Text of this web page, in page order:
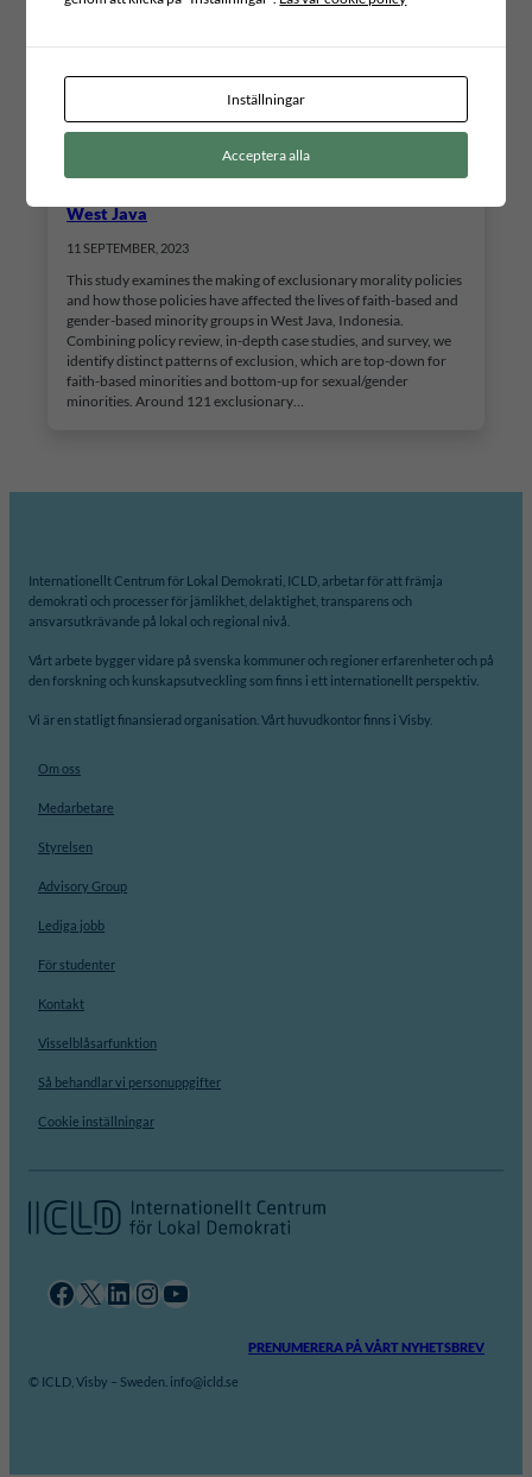
West Java
11 SEPTEMBER, 2023
This study examines the making of exclusionary morality policies
and how those policies have affected the lives of faith-based and
gender-based minority groups in West Java, Indonesia.
Combining policy review, in-depth case studies, and survey, we
identify distinct patterns of exclusion, which are top-down for
faith-based minorities and bottom-up for sexual/gender
minorities. Around 121 exclusionary…
Internationellt Centrum för Lokal Demokrati, ICLD, arbetar för att främja
demokrati och processer för jämlikhet, delaktighet, transparens och
ansvarsutkrävande på lokal och regional nivå.
Vårt arbete bygger vidare på svenska kommuner och regioner erfarenheter och på
den forskning och kunskapsutveckling som finns i ett internationellt perspektiv.
Vi är en statligt finansierad organisation. Vårt huvudkontor finns i Visby.
Om oss
Medarbetare
Styrelsen
Advisory Group
Lediga jobb
För studenter
Kontakt
Visselblåsarfunktion
Så behandlar vi personuppgifter
Cookie inställningar
Facebook X LinkedIn InstagramYouTube
PRENUMERERA PÅ VÅRT NYHETSBREV
© ICLD, Visby – Sweden. info@icld.se
Inställningar
Acceptera alla